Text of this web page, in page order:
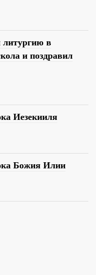
в
и поздравил
Иезекииля
Божия Илии